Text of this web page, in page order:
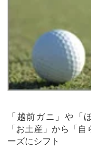
「越前ガニ」や「
「お土産」から「
ーズにシフト